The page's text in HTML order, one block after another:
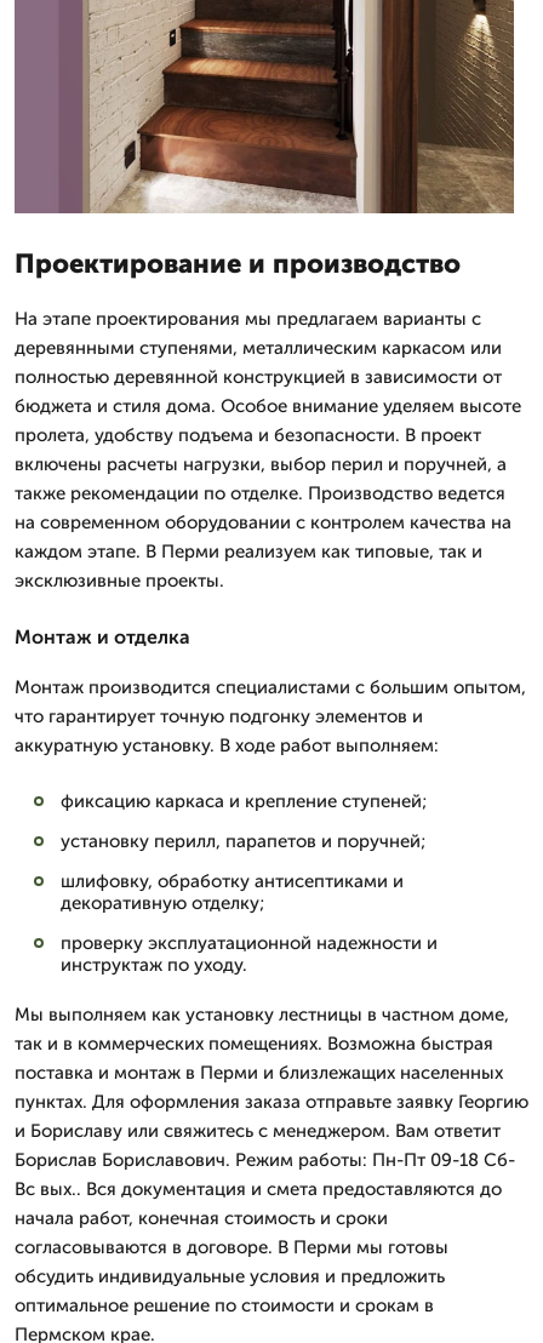
Проектирование и производство
На этапе проектирования мы предлагаем варианты с
деревянными ступенями, металлическим каркасом или
полностью деревянной конструкцией в зависимости от
бюджета и стиля дома. Особое внимание уделяем высоте
пролета, удобству подъема и безопасности. В проект
включены расчеты нагрузки, выбор перил и поручней, а
также рекомендации по отделке. Производство ведется
на современном оборудовании с контролем качества на
каждом этапе. В Перми реализуем как типовые, так и
эксклюзивные проекты.
Монтаж и отделка
Монтаж производится специалистами с большим опытом,
что гарантирует точную подгонку элементов и
аккуратную установку. В ходе работ выполняем:
фиксацию каркаса и крепление ступеней;
установку перилл, парапетов и поручней;
шлифовку, обработку антисептиками и
декоративную отделку;
проверку эксплуатационной надежности и
инструктаж по уходу.
Мы выполняем как установку лестницы в частном доме,
так и в коммерческих помещениях. Возможна быстрая
поставка и монтаж в Перми и близлежащих населенных
пунктах. Для оформления заказа отправьте заявку Георгию
и Бориславу или свяжитесь с менеджером. Вам ответит
Борислав Бориславович. Режим работы: Пн-Пт 09-18 Сб-
Вс вых.. Вся документация и смета предоставляются до
начала работ, конечная стоимость и сроки
согласовываются в договоре. В Перми мы готовы
обсудить индивидуальные условия и предложить
оптимальное решение по стоимости и срокам в
Пермском крае.